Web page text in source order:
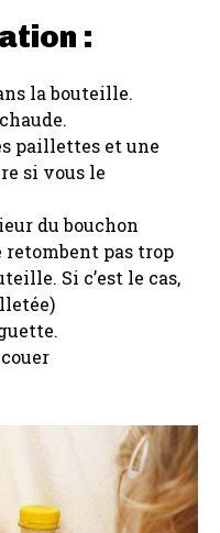
:
la bouteille.
paillettes et une
si vous le
du bouchon
pas trop
Si c’est le cas,